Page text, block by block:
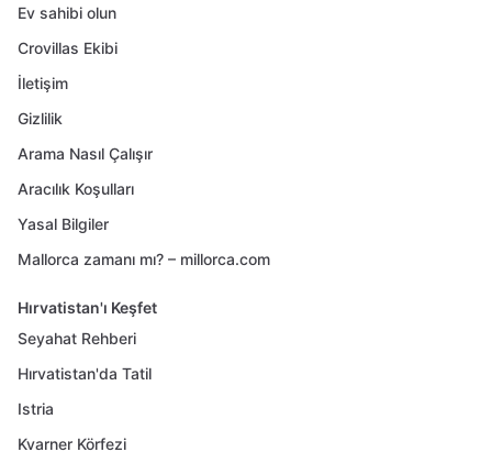
Ev sahibi olun
Crovillas Ekibi
İletişim
Gizlilik
Arama Nasıl Çalışır
Aracılık Koşulları
Yasal Bilgiler
Mallorca zamanı mı? – millorca.com
Hırvatistan'ı Keşfet
Seyahat Rehberi
Hırvatistan'da Tatil
Istria
Kvarner Körfezi